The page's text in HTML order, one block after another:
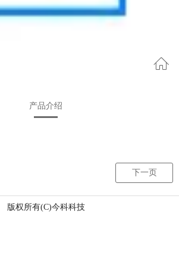
产品介绍
下一页
版权所有(C)今科科技